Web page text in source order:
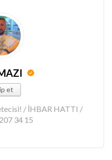
et
/ İHBAR HATTI /
34 15